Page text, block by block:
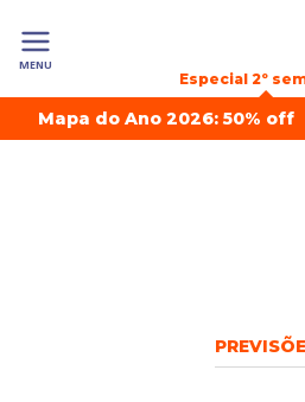
MENU
Especial 2º
Mapa do Ano 2026: 50% off